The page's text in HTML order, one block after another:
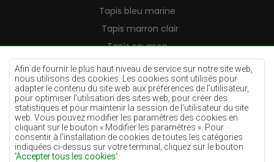
Afin de fournir le plus haut niveau de service sur notre site web,
nous utilisons des cookies. Les cookies sont utilisés pour
adapter le contenu du site web aux préférences de l’utilisateur,
pour optimiser l’utilisation des sites web, pour créer des
statistiques et pour maintenir la session de l’utilisateur du site
web. Vous pouvez modifier les paramètres des cookies en
cliquant sur le bouton « Modifier les paramètres ». Pour
consentir à l’installation de cookies de toutes les catégories
indiquées ci-dessus sur votre terminal, cliquez sur le bouton
'Accepter tous les cookies'
Tapis bleu marine
Tapis marron clair
Tapis saumon
Tapis crème
Tapis lilas
Tapis jaunes
Tapis menthe
Tapis bleus
Tapis oranges